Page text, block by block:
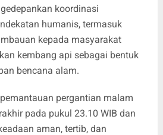
koordinasi
humanis, termasuk
kepada masyarakat
kembang api sebagai bentuk
bencana alam.
pergantian malam
pada pukul 23.10 WIB dan
aman, tertib, dan